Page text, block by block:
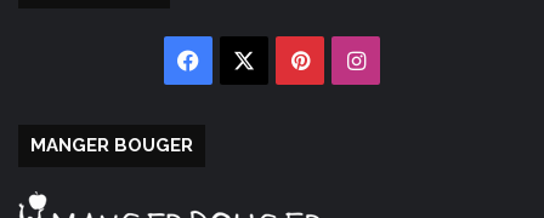
Facebook PinterestInstagram
MANGER BOUGER